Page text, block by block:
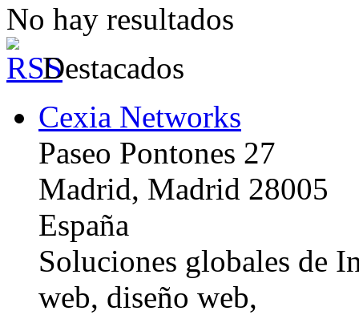
No hay resultados
Destacados
Cexia Networks
Paseo Pontones 27
Madrid, Madrid 28005
España
Soluciones globales de
web, diseño web,